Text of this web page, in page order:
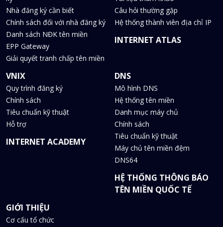
Nhà đăng ký cần biết
Chính sách đối với nhà đăng ký
Danh sách NĐK tên miền
EPP Gateway
Giải quyết tranh chấp tên miền
Câu hỏi thường gặp
Hệ thống thành viên địa chỉ IP
INTERNET ATLAS
VNIX
Quy trình đăng ký
Chính sách
Tiêu chuẩn kỹ thuật
Hỗ trợ
INTERNET ACADEMY
DNS
Mô hình DNS
Hệ thống tên miền
Danh mục máy chủ
Chính sách
Tiêu chuẩn kỹ thuật
Máy chủ tên miền đệm
DNS64
HỆ THỐNG THÔNG BÁO
TÊN MIỀN QUỐC TẾ
GIỚI THIỆU
Cơ cấu tổ chức